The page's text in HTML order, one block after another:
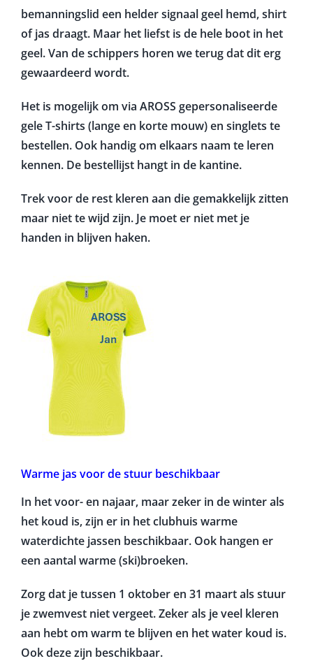
bemanningslid een helder signaal geel hemd, shirt
of jas draagt. Maar het liefst is de hele boot in het
geel. Van de schippers horen we terug dat dit erg
gewaardeerd wordt.
Het is mogelijk om via AROSS gepersonaliseerde
gele T-shirts (lange en korte mouw) en singlets te
bestellen. Ook handig om elkaars naam te leren
kennen. De bestellijst hangt in de kantine.
Trek voor de rest kleren aan die gemakkelijk zitten
maar niet te wijd zijn. Je moet er niet met je
handen in blijven haken.
Warme jas voor de stuur beschikbaar
In het voor- en najaar, maar zeker in de winter als
het koud is, zijn er in het clubhuis warme
waterdichte jassen beschikbaar. Ook hangen er
een aantal warme (ski)broeken.
Zorg dat je tussen 1 oktober en 31 maart als stuur
je zwemvest niet vergeet. Zeker als je veel kleren
aan hebt om warm te blijven en het water koud is.
Ook deze zijn beschikbaar.